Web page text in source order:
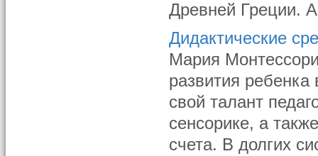
Древней Греции.
Дидактические
Мария
развития
свой талант
сенсорике, а
счета. В долгих